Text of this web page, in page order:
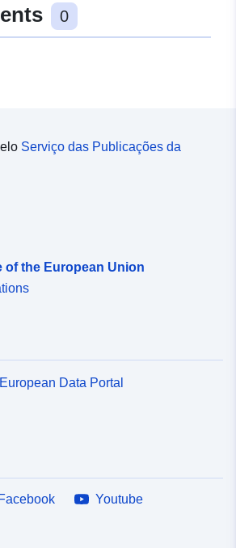
0
Serviço das Publicações da
of the European Union
Data Portal
Facebook
Youtube